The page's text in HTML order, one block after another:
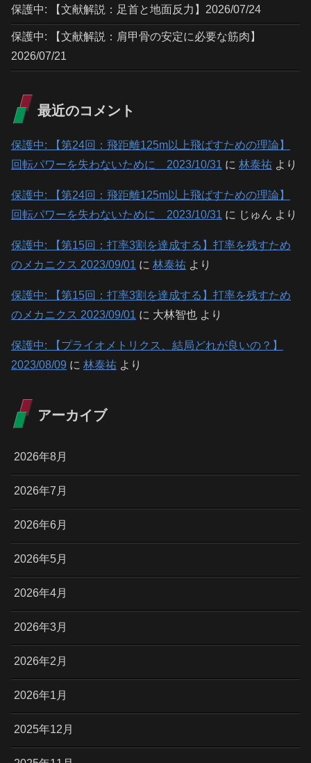
保護中: 【文献解説：足首と地面反力】2026/07/24
保護中: 【文献解説：肩甲骨の安定に必要な筋肉】
2026/07/21
最近のコメント
保護中: 【第24回：飛距離125m以上飛ばすための理論】
回転パワーを失わないために 2023/10/31 に 林泰祐 より
保護中: 【第24回：飛距離125m以上飛ばすための理論】
回転パワーを失わないために 2023/10/31 に じゅん より
保護中: 【第15回：打率3割を達成する】打率を残すため
のメカニクス 2023/09/01 に 林泰祐 より
保護中: 【第15回：打率3割を達成する】打率を残すため
のメカニクス 2023/09/01 に 大林智也 より
保護中: 【プライオメトリクス、結局どれが良いの？】
2023/08/09 に 林泰祐 より
アーカイブ
2026年8月
2026年7月
2026年6月
2026年5月
2026年4月
2026年3月
2026年2月
2026年1月
2025年12月